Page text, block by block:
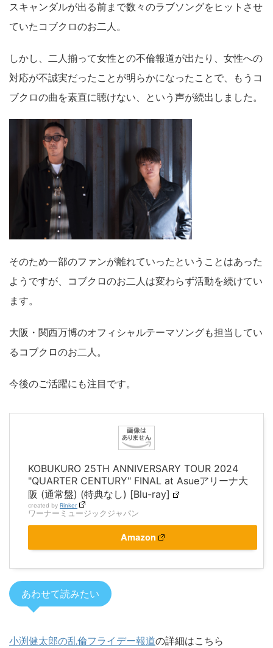
スキャンダルが出る前まで数々のラブソングをヒットさせ
ていたコブクロのお二人。
しかし、二人揃って女性との不倫報道が出たり、女性への
対応が不誠実だったことが明らかになったことで、もうコ
ブクロの曲を素直に聴けない、という声が続出しました。
そのため一部のファンが離れていったということはあった
ようですが、コブクロのお二人は変わらず活動を続けてい
ます。
大阪・関西万博のオフィシャルテーマソングも担当してい
るコブクロのお二人。
今後のご活躍にも注目です。
KOBUKURO 25TH ANNIVERSARY TOUR 2024
"QUARTER CENTURY" FINAL at Asueアリーナ大
阪 (通常盤) (特典なし) [Blu-ray]
created by Rinker
ワーナーミュージックジャパン
Amazon
あわせて読みたい
小渕健太郎の乱倫フライデー報道の詳細はこちら